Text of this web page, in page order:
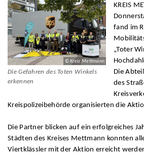
© Kreis Mettmann
Die Gefahren des Toten Winkels
erkennen
KREIS
fand im
„Toter
Die
des
Kreispolizeibehörde organisierten die
Die Partner blicken auf ein erfolgreiches
Städten des Kreises Mettmann konnten
Viertklässler mit der Aktion erreicht